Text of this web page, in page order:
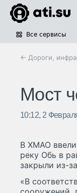
Все сервисы
← Дороги,
Мост
10:12, 2
В ХМАО ввели
реку Обь в
закрыли из-
«В